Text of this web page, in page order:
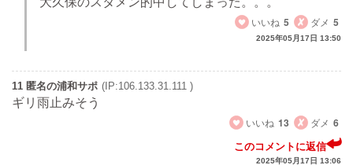
いいね 5 ダメ 5
2025年05月17日 13:50
11 匿名の浦和サポ (IP:106.133.31.111 )
ギリ雨止みそう
いいね 13 ダメ 6
このコメントに返信
2025年05月17日 13:06